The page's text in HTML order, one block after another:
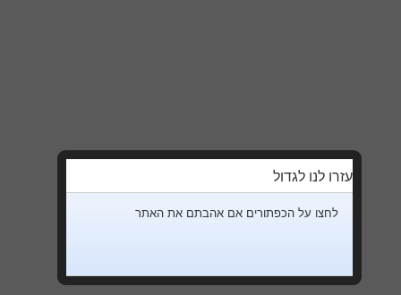
עזרו לנו לגדול
לחצו על הכפתורים אם אהבתם את האתר